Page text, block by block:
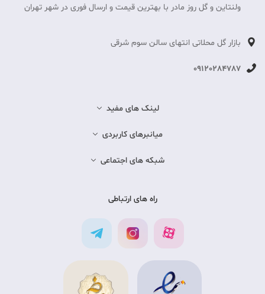
ولنتاین و گل روز مادر با بهترین قیمت و ارسال فوری در شهر تهران
بازار گل محلاتی انتهای سالن سوم شرقی
09120284787
لینک های مفید
میانبرهای کاربردی
شبکه های اجتماعی
راه های ارتباطی